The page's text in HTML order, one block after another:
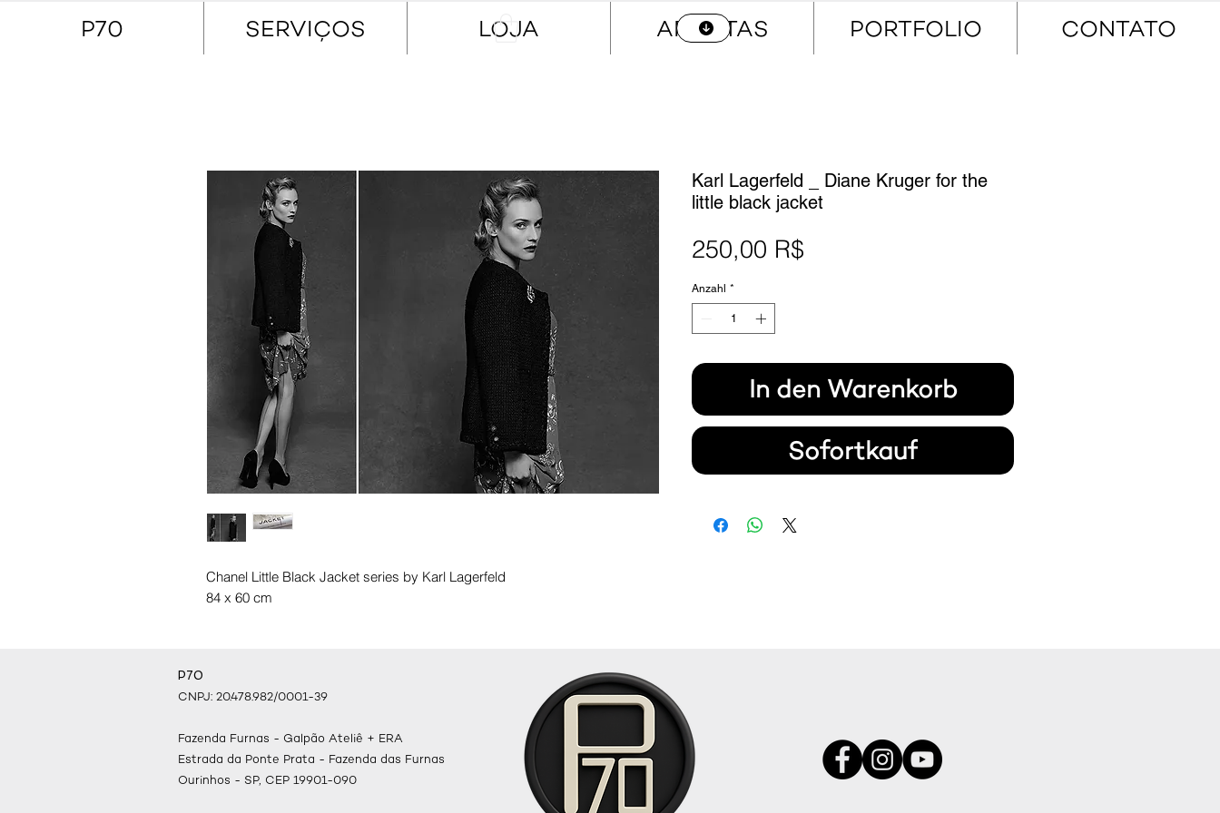
P70 SERVIÇOS LOJA ARTISTAS PORTFOLIO CONTATO
Chanel Little Black Jacket series by Karl Lagerfeld
84 x 60 cm
Karl Lagerfeld _ Diane Kruger for the
little black jacket
250,00 R$
Anzahl *
In den Warenkorb
Sofortkauf
P70
CNPJ: 20.478.982/0001-39
Fazenda Furnas - Galpão Ateliê + ERA
Estrada da Ponte Prata - Fazenda das Furnas
Ourinhos - SP, CEP 19901-090